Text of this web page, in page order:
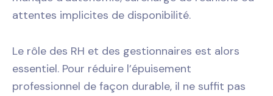
attentes implicites de disponibilité.
Le rôle des RH et des gestionnaires est alors
essentiel. Pour réduire l’épuisement
professionnel de façon durable, il ne suffit pas